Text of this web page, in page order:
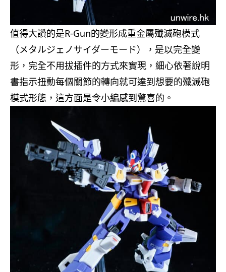
值得大讚的是R-Gun的變形成重金屬殲滅砲模式
（メタルジェノサイダーモード），是以完全變
形，完全不用拔插件的方式來實現，細心依著說明
書指示扭動每個關節的轉向就可達到想要的殲滅砲
模式形態，這方面是令小編感到驚喜的。